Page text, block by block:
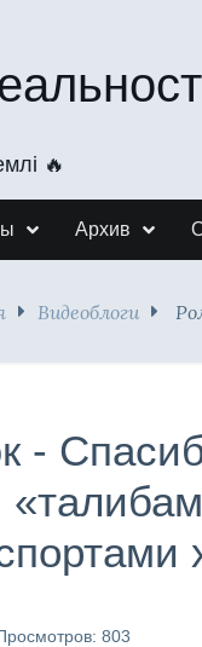
🔥
Архив
Видеоблоги
-
803